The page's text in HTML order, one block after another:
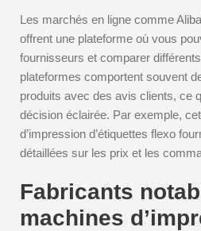
Les marchés en ligne comme
offrent une plateforme où vous
fournisseurs et comparer
plateformes comportent souvent
produits avec des avis clients, ce
décision éclairée. Par exemple,
d’impression d’étiquettes flexo
détaillées sur les prix et les
Fabricants
machines